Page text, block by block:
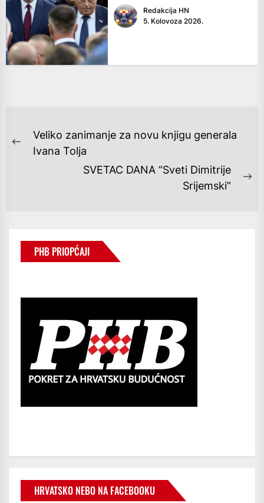
Redakcija HN
5. Kolovoza 2026.
NAVIGACIJA
OBJAVA
Previous
Veliko zanimanje za novu knjigu generala
Ivana Tolja
SVETAC DANA “Sveti Dimitrije
Srijemski”
PHB PRIOPĆAJI
HRVATSKO NEBO NA FACEBOOKU